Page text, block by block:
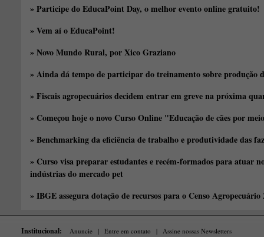
» Participe do EducaPoint Day, o melhor evento online gratuito!
» Vem aí o EducaPoint!
» Novo Mundo Rural, por Xico Graziano
» Ainda dá tempo de participar do treinamento sobre produção
» Fiscais agropecuários decidem entrar em greve na próxima
» Começou hoje o novo Curso Online "Educação de cães por
» Benchmarking da eficiência de trabalho e produtividade das
» Curso visa preparar estudantes e recém-formados para atuar
indústrias do mercado pet
» IBGE assegura dotação de recursos para o Censo Agropecuário
Institucional: Anuncie | Entre em contato | Assine nossas Newsletters